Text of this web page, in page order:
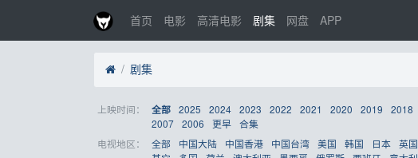
首页 电影 高清电影 剧集 网盘 APP
剧集
上映时间： 全部 2025 2024 2023 2022 2021 2020 2019 2018
2007 2006 更早 合集
电视地区：
全部 中国大陆 中国香港 中国台湾 美国 韩国 日本 英国